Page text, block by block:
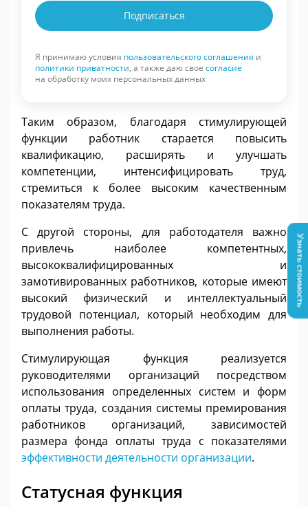
Подписаться
Я принимаю условия пользовательского соглашения и
политики приватности, а также даю свое согласие
на обработку моих персональных данных
Таким образом, благодаря стимулирующей
функции работник старается повысить
квалификацию, расширять и улучшать
компетенции, интенсифицировать труд,
стремиться к более высоким качественным
показателям труда.
С другой стороны, для работодателя важно
привлечь наиболее компетентных,
высококвалифицированных и
замотивированных работников, которые имеют
высокий физический и интеллектуальный
трудовой потенциал, который необходим для
выполнения работы.
Стимулирующая функция реализуется
руководителями организаций посредством
использования определенных систем и форм
оплаты труда, создания системы премирования
работников организаций, зависимостей
размера фонда оплаты труда с показателями
эффективности деятельности организации.
Статусная функция
Узнать стоимость